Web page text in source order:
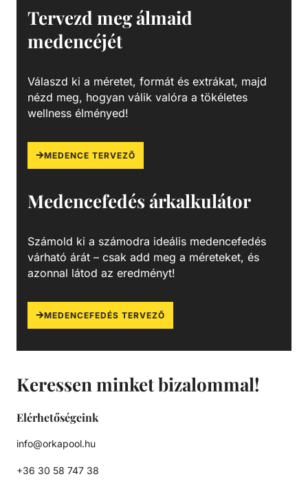
vegyszerállóságának, a mérsékelt hőállóságának, a széles
átmérő tartománynak és a gazdag idom kínálatnak
köszönhetően technológiai (savas vagy lúgos közegek) és
Keressen minket bizalommal!
Elérhetőségeink
info@orkapool.hu
+36 30 58 747 38
Tervezd meg álmaid
medencéjét
Válaszd ki a méretet, formát és extrákat, majd
nézd meg, hogyan válik valóra a tökéletes
wellness élményed!
MEDENCE TERVEZŐ
Medencefedés árkalkulátor
Számold ki a számodra ideális medencefedés
várható árát – csak add meg a méreteket, és
azonnal látod az eredményt!
MEDENCEFEDÉS TERVEZŐ